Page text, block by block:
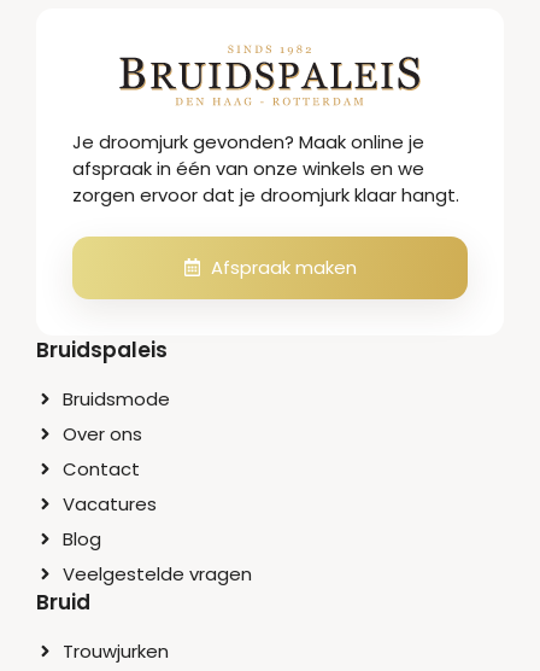
Je droomjurk gevonden? Maak online je
afspraak in één van onze winkels en we
zorgen ervoor dat je droomjurk klaar hangt.
Afspraak maken
Bruidspaleis
Bruidsmode
Over ons
Contact
Vacatures
Blog
Veelgestelde vragen
Bruid
Trouwjurken